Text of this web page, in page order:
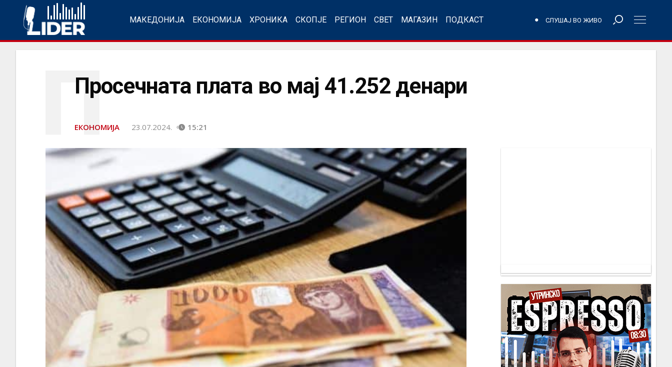
МАКЕДОНИЈА ЕКОНОМИЈА ХРОНИКА СКОПЈЕ РЕГИОН СВЕТ МАГАЗИН ПОДКАСТ СЛУШАЈ ВО ЖИВО
Просечната плата во мај 41.252 денари
П
ЕКОНОМИЈА 23.07.2024. 15:21